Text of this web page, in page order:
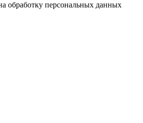
обработку персональных данных